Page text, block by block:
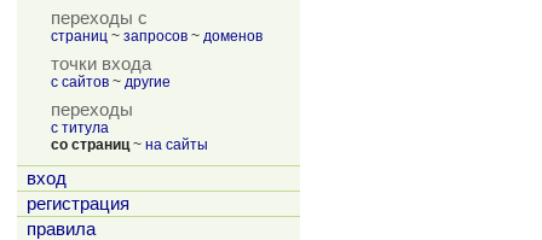
переходы с
страниц ~ запросов ~ доменов
точки входа
с сайтов ~ другие
переходы
с титула
со страниц~ на сайты
вход
регистрация
правила